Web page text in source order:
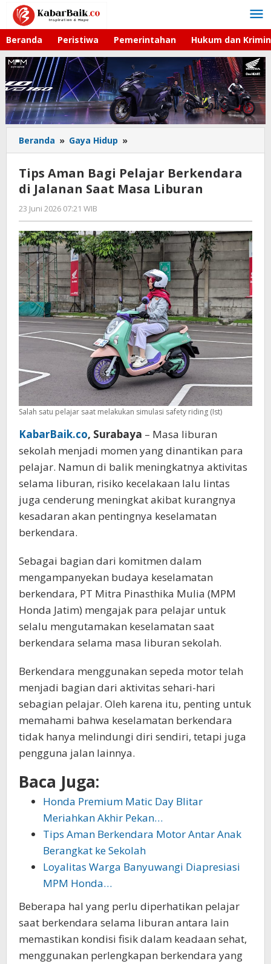
Lewati
konten
Beranda Peristiwa Pemerintahan Hukum dan
Beranda » Gaya Hidup »
Aman
Bagi
Pelajar
Berkendara
Saat
Masa
Liburan
Tips Aman Bagi Pelajar Berkendara
di Jalanan Saat Masa Liburan
23 Juni 2026 07:21 WIB
Imam
WD
Salah satu pelajar saat melakukan simulasi safety riding (Ist)
KabarBaik.co, Surabaya – Masa liburan
sekolah menjadi momen yang dinantikan para
pelajar. Namun di balik meningkatnya aktivitas
selama liburan, risiko kecelakaan lalu lintas
juga cenderung meningkat akibat kurangnya
kesadaran akan pentingnya keselamatan
berkendara.
Sebagai bagian dari komitmen dalam
mengampanyekan budaya keselamatan
berkendara, PT Mitra Pinasthika Mulia (MPM
Honda Jatim) mengajak para pelajar untuk
selalu mengutamakan keselamatan saat
berkendara selama masa liburan sekolah.
Berkendara menggunakan sepeda motor telah
menjadi bagian dari aktivitas sehari-hari
sebagian pelajar. Oleh karena itu, penting untuk
memahami bahwa keselamatan berkendara
tidak hanya melindungi diri sendiri, tetapi juga
pengguna jalan lainnya.
Baca Juga:
Honda Premium Matic Day Blitar
Meriahkan Akhir Pekan…
Tips Aman Berkendara Motor Antar Anak
Berangkat ke Sekolah
Loyalitas Warga Banyuwangi Diapresiasi
MPM Honda…
Beberapa hal yang perlu diperhatikan pelajar
saat berkendara selama liburan antara lain
memastikan kondisi fisik dalam keadaan sehat,
menggunakan perlengkapan berkendara yang